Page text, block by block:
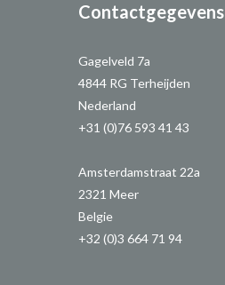
Contactgegevens
Gagelveld 7a
4844 RG Terheijden
Nederland
+31 (0)76 593 41 43
Amsterdamstraat 22a
2321 Meer
Belgie
+32 (0)3 664 71 94